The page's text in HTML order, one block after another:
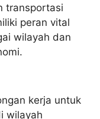
transportasi
peran vital
wilayah dan
kerja untuk
wilayah